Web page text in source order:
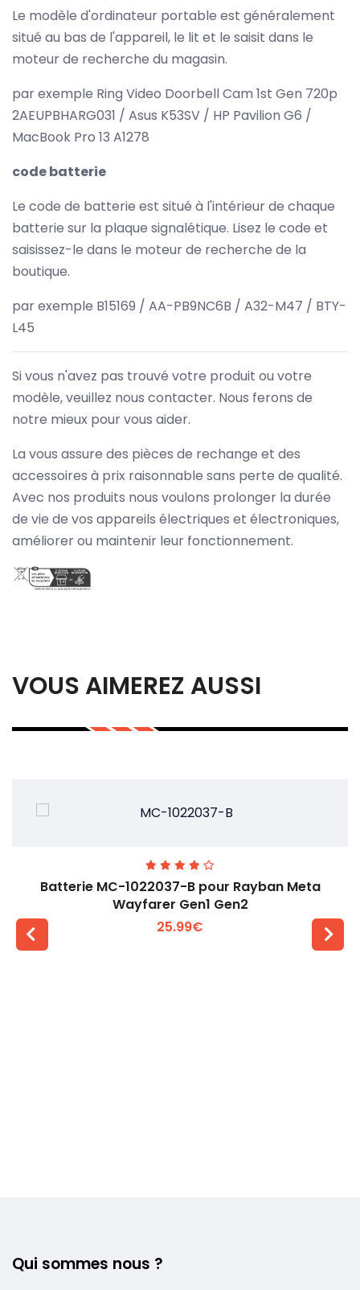
Le modèle d'ordinateur portable est généralement
situé au bas de l'appareil, le lit et le saisit dans le
moteur de recherche du magasin.
par exemple Ring Video Doorbell Cam 1st Gen 720p
2AEUPBHARG031 / Asus K53SV / HP Pavilion G6 /
MacBook Pro 13 A1278
code batterie
Le code de batterie est situé à l'intérieur de chaque
batterie sur la plaque signalétique. Lisez le code et
saisissez-le dans le moteur de recherche de la
boutique.
par exemple B15169 / AA-PB9NC6B / A32-M47 / BTY-
L45
Si vous n'avez pas trouvé votre produit ou votre
modèle, veuillez nous contacter. Nous ferons de
notre mieux pour vous aider.
La vous assure des pièces de rechange et des
accessoires à prix raisonnable sans perte de qualité.
Avec nos produits nous voulons prolonger la durée
de vie de vos appareils électriques et électroniques,
améliorer ou maintenir leur fonctionnement.
VOUS AIMEREZ AUSSI
Batterie MC-1022037-B pour Rayban Meta
Wayfarer Gen1 Gen2
25.99€
Qui sommes nous ?